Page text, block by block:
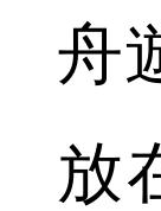
舟
放